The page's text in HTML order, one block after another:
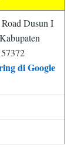
Dusun I
di Google